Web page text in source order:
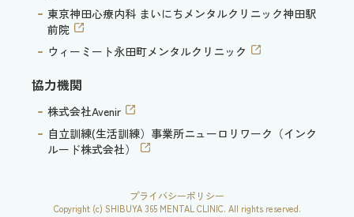
東京神田心療内科 まいにちメンタルクリニック神田駅
前院
ウィーミート永田町メンタルクリニック
協力機関
株式会社Avenir
自立訓練(生活訓練）事業所ニューロリワーク（インク
ルード株式会社）
Copyright (c) SHIBUYA 365 MENTAL CLINIC. All rights reserved.
プライバシーポリシー